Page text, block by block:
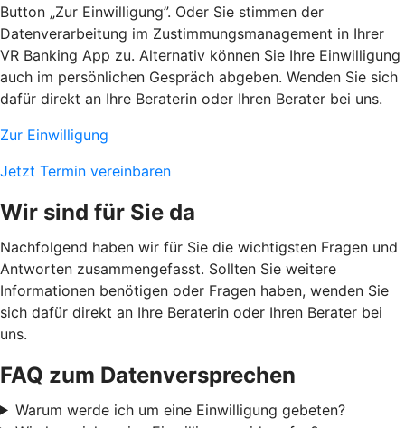
Button „Zur Einwilligung”. Oder Sie stimmen der
Datenverarbeitung im Zustimmungsmanagement in Ihrer
VR Banking App zu. Alternativ können Sie Ihre Einwilligung
auch im persönlichen Gespräch abgeben. Wenden Sie sich
dafür direkt an Ihre Beraterin oder Ihren Berater bei uns.
Zur Einwilligung
Jetzt Termin vereinbaren
Wir sind für Sie da
Nachfolgend haben wir für Sie die wichtigsten Fragen und
Antworten zusammengefasst. Sollten Sie weitere
Informationen benötigen oder Fragen haben, wenden Sie
sich dafür direkt an Ihre Beraterin oder Ihren Berater bei
uns.
FAQ zum Datenversprechen
Warum werde ich um eine Einwilligung gebeten?